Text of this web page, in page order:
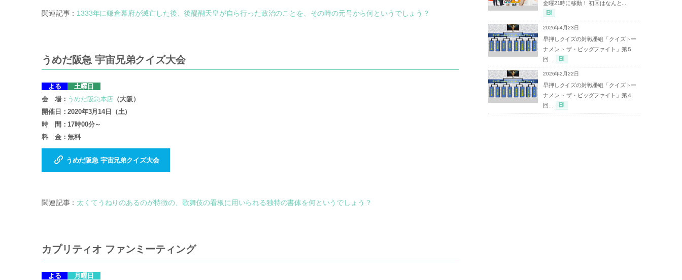
関連記事： 1333年に鎌倉幕府が滅亡した後、後醍醐天皇が自ら行った政治のことを、その時の元号から何というでしょう？
うめだ阪急 宇宙兄弟クイズ大会
よる
土曜日
会 場： うめだ阪急本店 （大阪）
開催日：2020年3月14日（土）
時 間：17時00分～
料 金：無料
うめだ阪急 宇宙兄弟クイズ大会
関連記事： 太くてうねりのあるのが特徴の、歌舞伎の看板に用いられる独特の書体を何というでしょう？
カプリティオ ファンミーティング
よる
月曜日
金曜21時に移動！ 初回はなんと...
2026年4月23日
早押しクイズの対戦番組「クイズトー
ナメント ザ・ビッグファイト」第５
回...
2026年2月22日
早押しクイズの対戦番組「クイズトー
ナメント ザ・ビッグファイト」第４
回...